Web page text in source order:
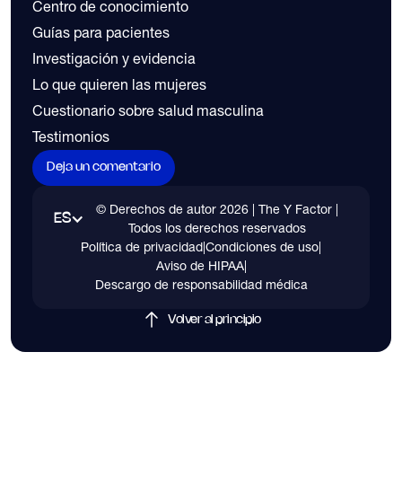
Centro de conocimiento
Guías para pacientes
Investigación y evidencia
Lo que quieren las mujeres
Cuestionario sobre salud masculina
Testimonios
Deja un comentario
ES
© Derechos de autor2026 | The Y Factor |
Todos los derechos reservados
Política de privacidad|Condiciones de uso|
Aviso de HIPAA|
Descargo de responsabilidad médica
Volver al principio